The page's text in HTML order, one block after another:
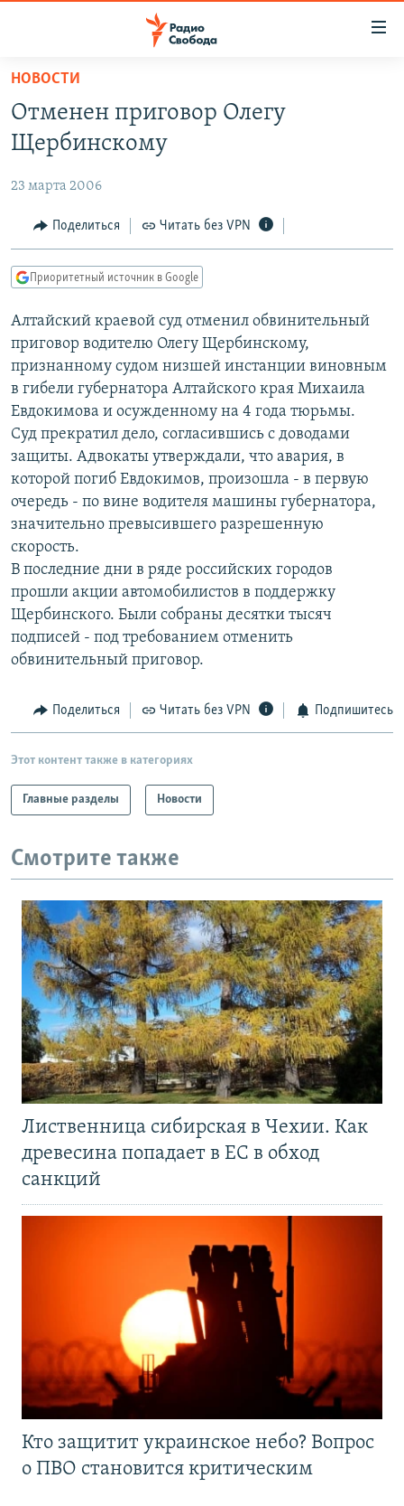
упрощенного
доступа
Вернуться
основному
Вернутся
главной
навигации
Вернутся
поиску
ПОДКАСТЫ
АВТОРСКИЕ ПРОЕКТЫ
ЦИТАТЫ СВОБОДЫ
МНЕНИЯ
IDEL.РЕАЛИИ
КАВКАЗ.РЕАЛИИ
СЕВЕР.РЕАЛИИ
СИБИРЬ.РЕАЛИИ
РАСПИСАНИЕ ВЕЩАНИЯ
ПОДПИШИТЕСЬ НА РАССЫЛКУ
СОЦИАЛЬНЫЕ СЕТИ
Все сайты РСЕ/РС
НОВОСТИ
Отменен приговор Олегу
Щербинскому
23 марта 2006
Поделиться Читать без VPN
Приоритетный источник в Google
Алтайский краевой суд отменил обвинительный
приговор водителю Олегу Щербинскому,
признанному судом низшей инстанции виновным
в гибели губернатора Алтайского края Михаила
Евдокимова и осужденному на 4 года тюрьмы.
Суд прекратил дело, согласившись с доводами
защиты. Адвокаты утверждали, что авария, в
которой погиб Евдокимов, произошла - в первую
очередь - по вине водителя машины губернатора,
значительно превысившего разрешенную
скорость.
В последние дни в ряде российских городов
прошли акции автомобилистов в поддержку
Щербинского. Были собраны десятки тысяч
подписей - под требованием отменить
обвинительный приговор.
Поделиться Читать без VPN Подпишитесь
Этот контент также в категориях
Главные разделы Новости
Смотрите также
Лиственница сибирская в Чехии. Как
древесина попадает в ЕС в обход
санкций
Кто защитит украинское небо? Вопрос
о ПВО становится критическим